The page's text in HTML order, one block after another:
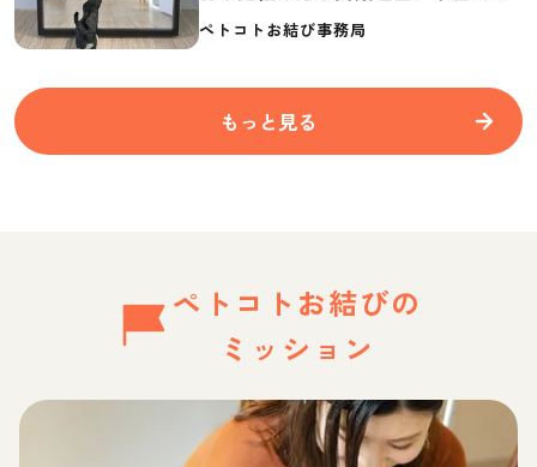
要なものを紹介
ペトコトお結び事務局
もっと見る
ペトコトお結びの
ミッション